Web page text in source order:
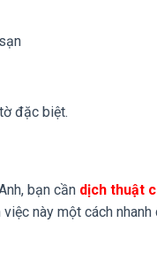
đặc biệt.
bạn cần dịch thuật
này một cách nhanh